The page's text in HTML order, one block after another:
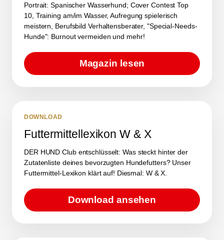
Portrait: Spanischer Wasserhund; Cover Contest Top
10, Training am/im Wasser, Aufregung spielerisch
meistern, Berufsbild Verhaltensberater, "Special-Needs-
Hunde": Burnout vermeiden und mehr!
Magazin lesen
DOWNLOAD
Futtermittellexikon W & X
DER HUND Club entschlüsselt: Was steckt hinter der
Zutatenliste deines bevorzugten Hundefutters? Unser
Futtermittel-Lexikon klärt auf! Diesmal: W & X.
Download ansehen